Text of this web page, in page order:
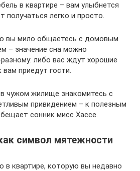
в квартире – вам улыбнется
получаться легко и просто.
вы мило общаетесь с домовым
– значение сна можно
либо вас ждут хорошие
вам приедут гости.
чужом жилище знакомитесь с
привидением – к полезным
сонник мисс Хассе.
символ мятежности
в квартире, которую вы недавно